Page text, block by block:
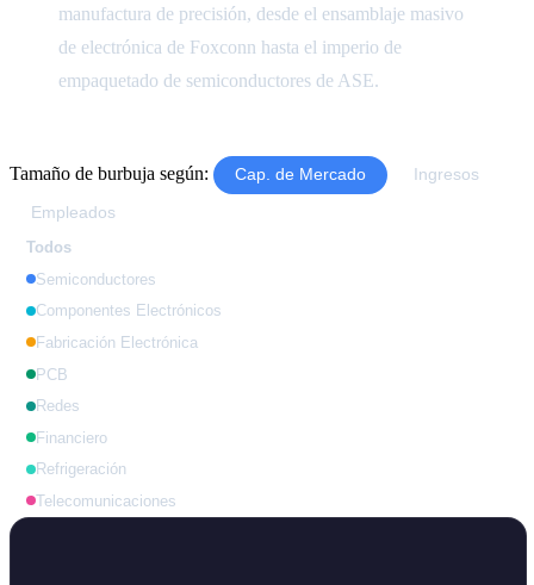
manufactura de precisión, desde el ensamblaje masivo
de electrónica de Foxconn hasta el imperio de
empaquetado de semiconductores de ASE.
Tamaño de burbuja según: Cap. de Mercado Ingresos
Empleados
Todos
Semiconductores
Componentes Electrónicos
Fabricación Electrónica
PCB
Redes
Financiero
Refrigeración
Telecomunicaciones